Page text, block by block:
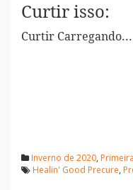
Curtir isso:
Curtir Carregando...
Inverno de 2020,
Healin' Good Precure,